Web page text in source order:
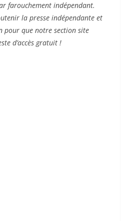
farouchement indépendant.
la presse indépendante et
pour que notre section site
d’accès gratuit !